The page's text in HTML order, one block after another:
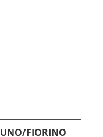
FIORINO